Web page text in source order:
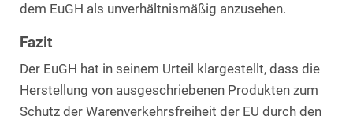
dem EuGH als unverhältnismäßig anzusehen.
Fazit
Der EuGH hat in seinem Urteil klargestellt, dass die
Herstellung von ausgeschriebenen Produkten zum
Schutz der Warenverkehrsfreiheit der EU durch den